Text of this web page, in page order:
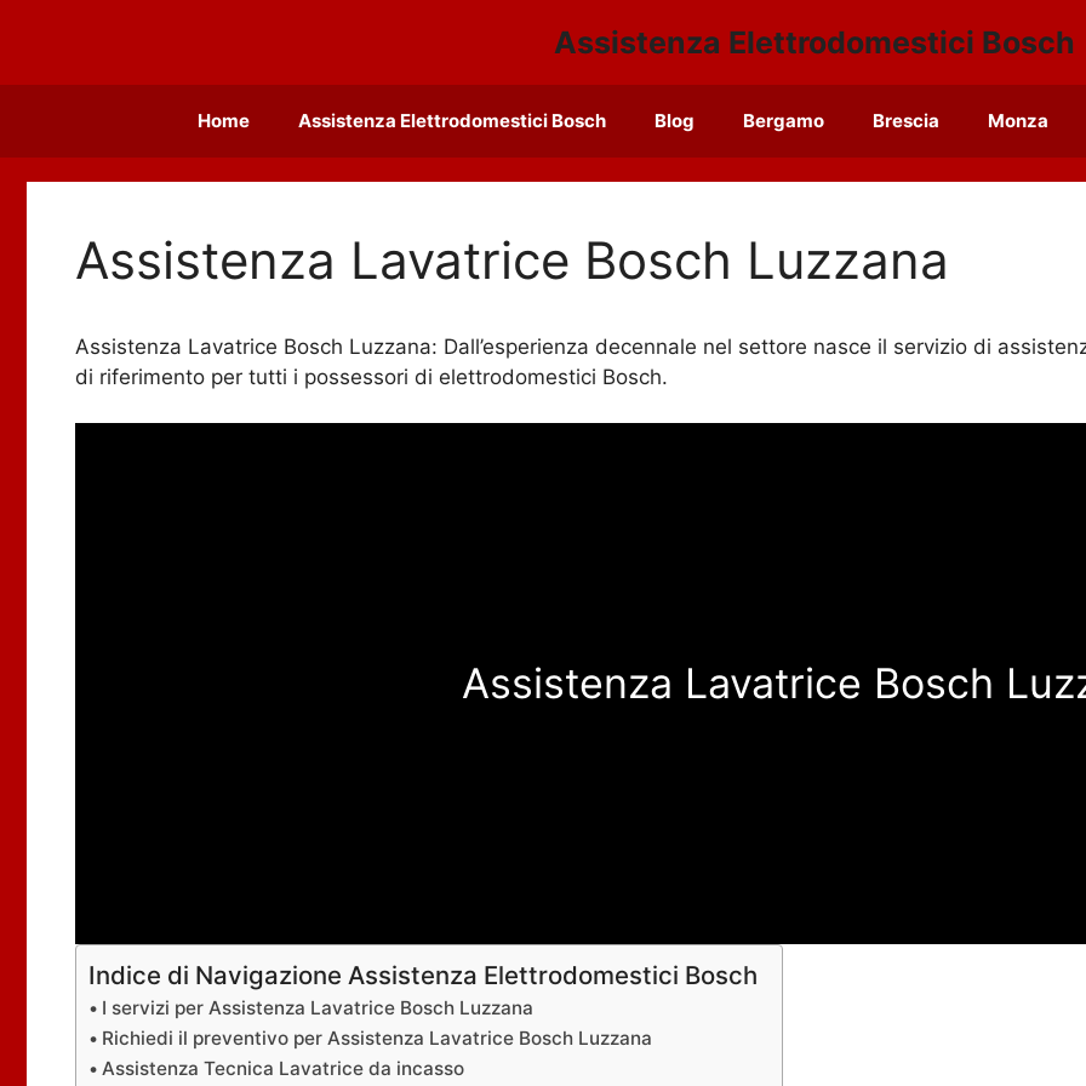
Assistenza Elettrodomestici Bosch
Home Assistenza Elettrodomestici Bosch Blog Bergamo Brescia Monza
Assistenza Lavatrice Bosch Luzzana
Assistenza Lavatrice Bosch Luzzana: Dall’esperienza decennale nel settore nasce il servizio di
di riferimento per tutti i possessori di elettrodomestici Bosch.
Assistenza Lavatrice Bosch
Indice di Navigazione Assistenza Elettrodomestici Bosch
I servizi per Assistenza Lavatrice Bosch Luzzana
Richiedi il preventivo per Assistenza Lavatrice Bosch Luzzana
Assistenza Tecnica Lavatrice da incasso